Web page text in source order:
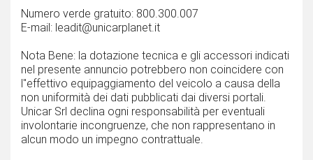
Numero verde gratuito: 800.300.007
E-mail: leadit@unicarplanet.it
Nota Bene: la dotazione tecnica e gli accessori indicati
nel presente annuncio potrebbero non coincidere con
l''effettivo equipaggiamento del veicolo a causa della
non uniformità dei dati pubblicati dai diversi portali.
Unicar Srl declina ogni responsabilità per eventuali
involontarie incongruenze, che non rappresentano in
alcun modo un impegno contrattuale.